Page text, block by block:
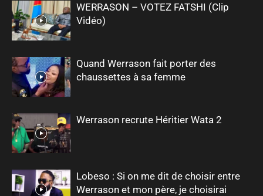
WERRASON – VOTEZ FATSHI (Clip
Vidéo)
Quand Werrason fait porter des
chaussettes à sa femme
Werrason recrute Héritier Wata 2
Lobeso : Si on me dit de choisir entre
Werrason et mon père, je choisirai